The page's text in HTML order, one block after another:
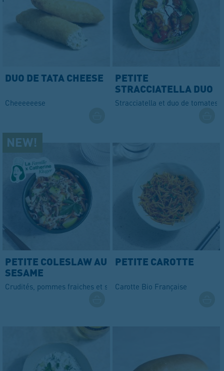
DUO DE TATA CHEESE
Cheeeeeese
PETITE
STRACCIATELLA DUO
DE TOMATES
Stracciatella et duo de tomates
PETITE COLESLAW AU
SESAME
Crudités, pommes fraiches et sauce au sésame & moutarde
PETITE CAROTTE
Carotte Bio Française